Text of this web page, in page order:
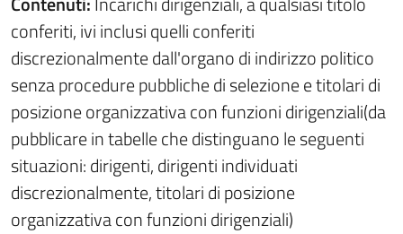
conferiti, ivi inclusi quelli conferiti
discrezionalmente dall'organo di indirizzo politico
senza procedure pubbliche di selezione e titolari di
posizione organizzativa con funzioni dirigenziali(da
pubblicare in tabelle che distinguano le seguenti
situazioni: dirigenti, dirigenti individuati
discrezionalmente, titolari di posizione
organizzativa con funzioni dirigenziali)